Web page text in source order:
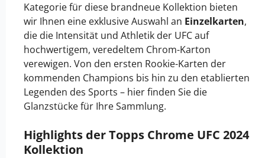
Kategorie für diese brandneue Kollektion bieten
wir Ihnen eine exklusive Auswahl an Einzelkarten,
die die Intensität und Athletik der UFC auf
hochwertigem, veredeltem Chrom-Karton
verewigen. Von den ersten Rookie-Karten der
kommenden Champions bis hin zu den etablierten
Legenden des Sports – hier finden Sie die
Glanzstücke für Ihre Sammlung.
Highlights der Topps Chrome UFC 2024
Kollektion